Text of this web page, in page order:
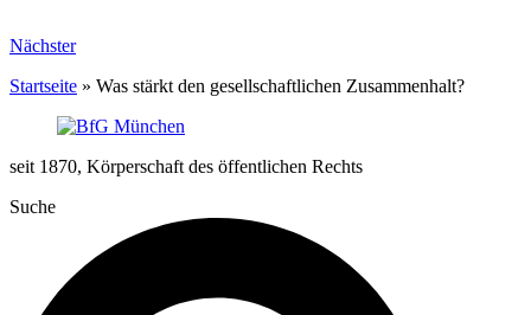
Nächster
Startseite » Was stärkt den gesellschaftlichen Zusammenhalt?
seit 1870, Körperschaft des öffentlichen Rechts
Suche